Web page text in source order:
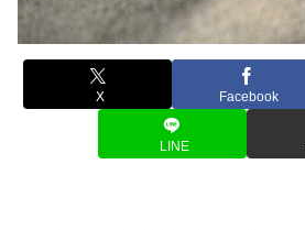
X Facebook
LINE